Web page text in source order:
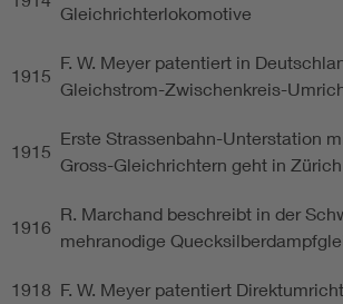
Gleichrichterlokomotive
1915
F. W. Meyer patentiert in
Gleichstrom-Zwischenkreis-
1915
Erste Strassenbahn-Unterstation
Gross-Gleichrichtern geht in
1916
R. Marchand beschreibt in der
mehranodige
1918 F. W. Meyer patentiert